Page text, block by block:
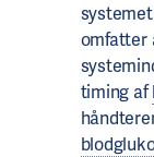
omfatter
timing af